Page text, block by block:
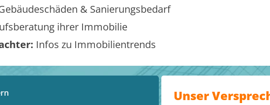
& Sanierungsbedarf
ihrer Immobilie
Infos zu Immobilientrends
Unser